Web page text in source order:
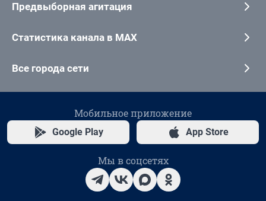
Предвыборная агитация
Статистика канала в MAX
Все города сети
Мобильное приложение
Google Play App Store
Мы в соцсетях